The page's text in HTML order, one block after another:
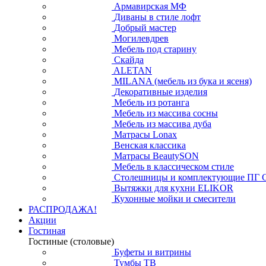
Армавирская МФ
Диваны в стиле лофт
Добрый мастер
Могилевдрев
Мебель под старину
Скайда
ALETAN
MILANA (мебель из бука и ясеня)
Декоративные изделия
Мебель из ротанга
Мебель из массива сосны
Мебель из массива дуба
Матрасы Lonax
Венская классика
Матрасы BeautySON
Мебель в классическом стиле
Столешницы и комплектующие ПГ
Вытяжки для кухни ELIKOR
Кухонные мойки и смесители
РАСПРОДАЖА!
Акции
Гостиная
Гостиные (столовые)
Буфеты и витрины
Тумбы ТВ